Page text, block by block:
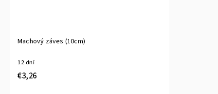
Machový záves (10cm)
12 dní
€3,26